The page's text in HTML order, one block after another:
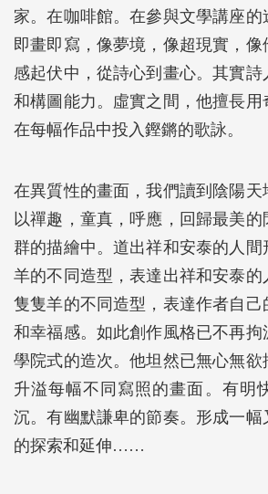
家。在咖啡館。在參與文學講座的
即畫即寫，像夢境，像超現實，
感起伏中，從詩心到畫心。其實詩
和構圖能力。虛實之間，他擅長用
在每幅作品中投入鏗鏘的歌詠。
在異質性的畫面，我們讀到陰陽
以禪趣，童真，呼應，回歸最美
群的描繪中。道出祥和安泰的人間
羊的不同造型，表達出祥和安泰的
隻隻羊的不同造型，表達作者自己
和幸福感。如此創作風格已不再
學院式的造次。他坦然已無心無
升溢每幅不同寫照的畫面。有明
沉。有幽默謙卑的節奏。形成一
的探索和延伸……